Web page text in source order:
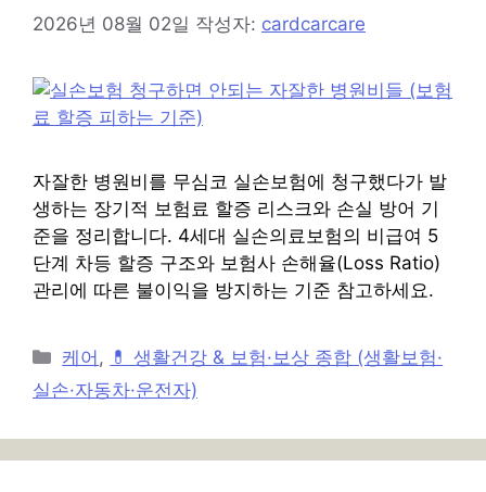
2026년 08월 02일 작성자: cardcarcare
자잘한 병원비를 무심코 실손보험에 청구했다가 발
생하는 장기적 보험료 할증 리스크와 손실 방어 기
준을 정리합니다. 4세대 실손의료보험의 비급여 5
단계 차등 할증 구조와 보험사 손해율(Loss Ratio)
관리에 따른 불이익을 방지하는 기준 참고하세요.
카
테
리
케어 , 💊 생활건강 & 보험·보상 종합 (생활보험·
실손·자동차·운전자)